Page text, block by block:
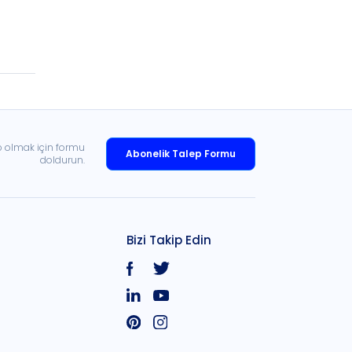
olmak için formu
doldurun.
Abonelik Talep Formu
Bizi Takip Edin